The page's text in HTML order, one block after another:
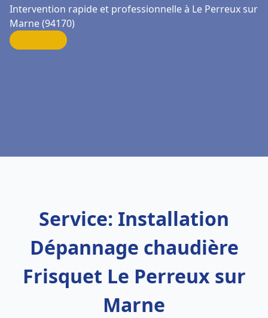
Intervention rapide et professionnelle à Le Perreux sur
Marne (94170)
Service: Installation
Dépannage chaudière
Frisquet Le Perreux sur
Marne